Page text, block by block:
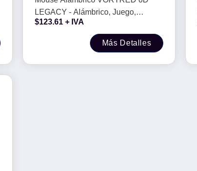
DPI, Color blanco
LEGACY - Alámbrico, Juego,
800/1600/2400/3600 DPI, Color
$123.61+ IVA
Más Detalles